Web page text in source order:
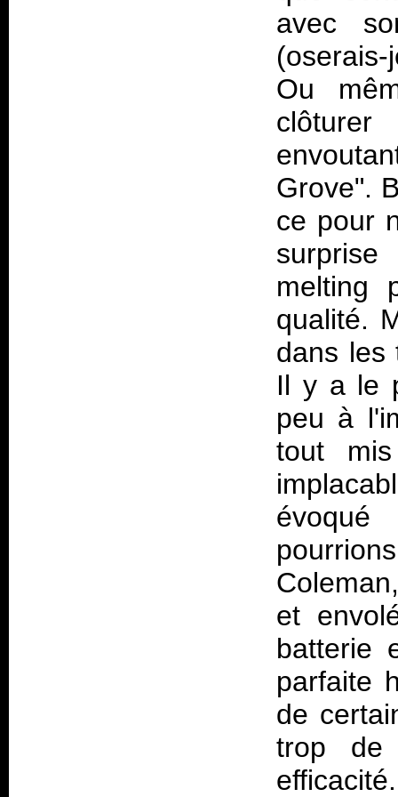
avec
Ou
Grove".
ce pour
melting
qualité.
dans les
Il y a le
peu à
tout
et
batterie
parfaite
de
trop de
efficacité.